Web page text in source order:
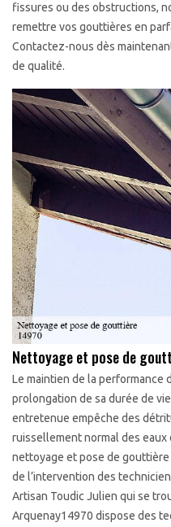
fissures ou des obstructions,
remettre vos gouttières en
Contactez-nous dès
de qualité.
Nettoyage et pose de
Le maintien de la performance
prolongation de sa durée de
entretenue empêche des
ruissellement normal des eaux
nettoyage et pose de
de l’intervention des
Artisan Toudic Julien qui se
Arquenay14970 dispose des